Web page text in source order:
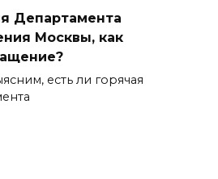
Департамента
Москвы, как
есть ли горячая